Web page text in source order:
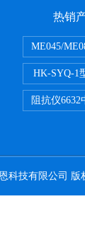
热销
ME045/
HK-SYQ-1
阻抗仪
科技有限公司 版